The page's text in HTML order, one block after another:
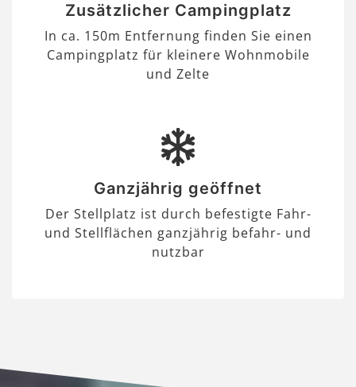
Zusätzlicher Campingplatz
In ca. 150m Entfernung finden Sie einen
Campingplatz für kleinere Wohnmobile
und Zelte
Ganzjährig geöffnet
Der Stellplatz ist durch befestigte Fahr-
und Stellflächen ganzjährig befahr- und
nutzbar